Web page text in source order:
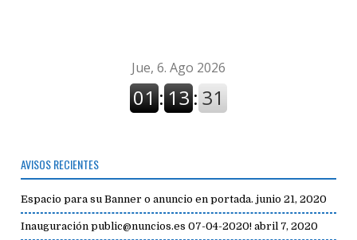
AVISOS RECIENTES
Espacio para su Banner o anuncio en portada. junio 21, 2020
Inauguración public@nuncios.es 07-04-2020! abril 7, 2020